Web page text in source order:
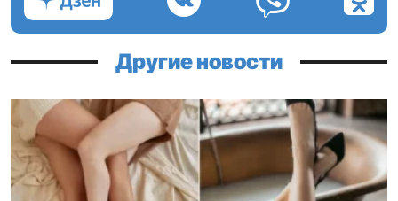
Другие новости